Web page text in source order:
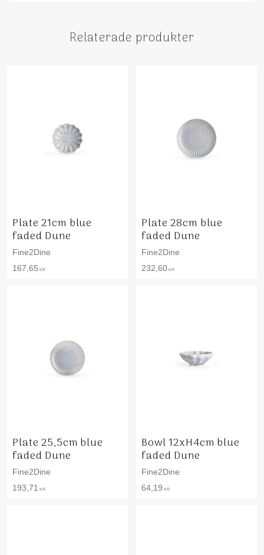
Relaterade produkter
Plate 21cm blue
faded Dune
Fine2Dine
167,65 KR
Plate 28cm blue
faded Dune
Fine2Dine
232,60 KR
Plate 25,5cm blue
faded Dune
Fine2Dine
193,71
KR
Bowl 12xH4cm blue
faded Dune
Fine2Dine
64,19 KR